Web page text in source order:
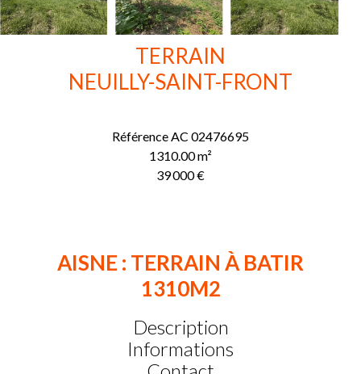
TERRAIN
NEUILLY-SAINT-FRONT
RéférenceAC 02476695
1310.00m²
39 000 €
AISNE : TERRAIN À BATIR
1310M2
Description
Informations